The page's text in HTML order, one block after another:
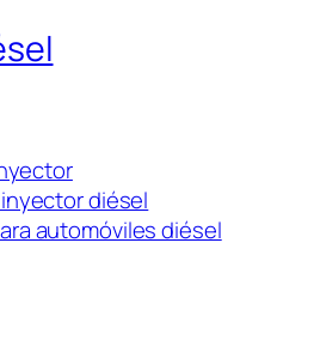
diésel
automóviles diésel